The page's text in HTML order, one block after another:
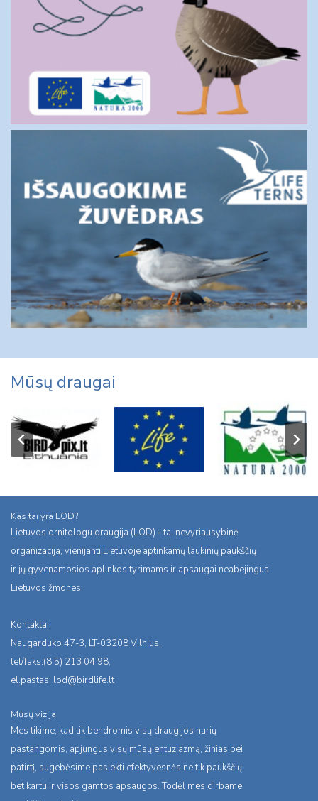
Mūsų draugai
Kas tai yra LOD?
Lietuvos ornitologu draugija (LOD) - tai nevyriausybinė
organizacija, vienijanti Lietuvoje aptinkamų laukinių paukščių
ir jų gyvenamosios aplinkos tyrimams ir apsaugai neabejingus
Lietuvos žmones.
Kontaktai:
Naugarduko 47-3, LT-03208 Vilnius,
tel/faks:(8 5) 213 04 98,
el.pastas: lod@birdlife.lt
Mūsų vizija
Mes tikime, kad tik bendromis visų draugijos narių
pastangomis, apjungus visų mūsų entuziazmą, žinias bei
patirtį, sugebėsime pasiekti efektyvesnės ne tik paukščių,
bet kartu ir visos gamtos apsaugos. Todėl mes dirbame